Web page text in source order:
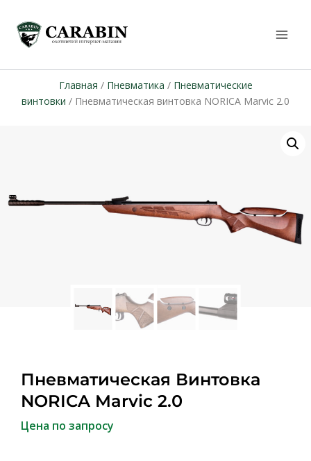
Главная / Пневматика / Пневматические
винтовки / Пневматическая винтовка NORICA Marvic 2.0
Пневматическая Винтовка
NORICA Marvic 2.0
Цена по запросу